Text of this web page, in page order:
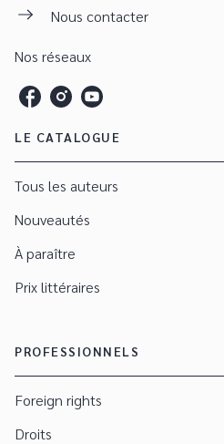
Nous contacter
Nos réseaux
LE CATALOGUE
Tous les auteurs
Nouveautés
À paraître
Prix littéraires
PROFESSIONNELS
Foreign rights
Droits